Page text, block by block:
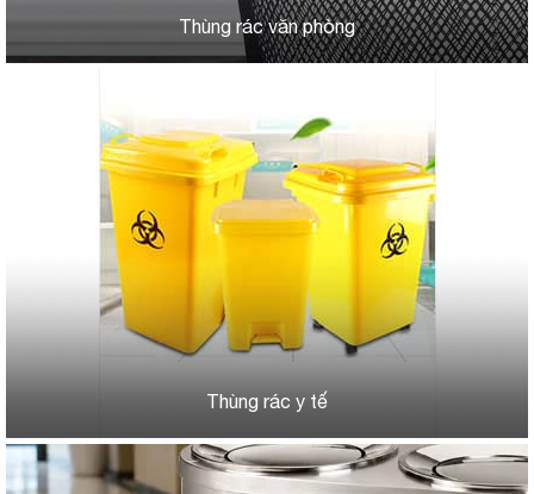
Thùng rác văn phòng
Thùng rác y tế